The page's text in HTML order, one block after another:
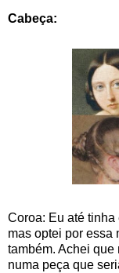
Cabeça:
Coroa: Eu até
mas optei por essa
também. Achei
numa peça que